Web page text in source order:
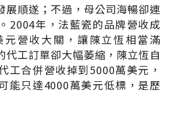
展順遂；不過，母公司海暢卻連
2004年，法藍瓷的品牌營收成
元營收大關，讓陳立恆相當滿
代工訂單卻大幅萎縮，陳立恆自
工合併營收掉到5000萬美元，
能只達4000萬美元低標，是歷